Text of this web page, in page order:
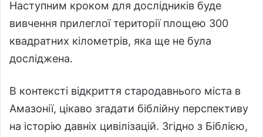
Наступним кроком для дослідників буде
вивчення прилеглої території площею 300
квадратних кілометрів, яка ще не була
досліджена.
В контексті відкриття стародавнього міста в
Амазонії, цікаво згадати біблійну перспективу
на історію давніх цивілізацій. Згідно з Біблією,